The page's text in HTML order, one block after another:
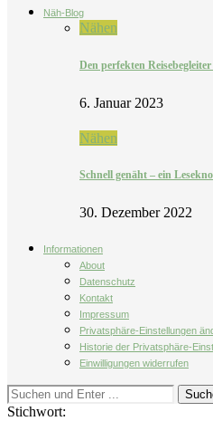
Näh-Blog
Nähen
Den perfekten
6. Januar 2023
Nähen
Schnell genäht – ein
30. Dezember 2022
Informationen
About
Datenschutz
Kontakt
Impressum
Privatsphäre-Einstellungen
Historie der Privatsphäre-
Einwilligungen widerrufen
Stichwort: